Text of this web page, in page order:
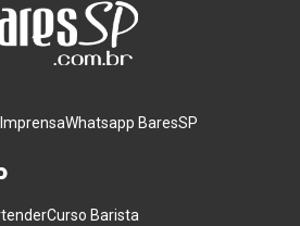
ImprensaWhatsapp BaresSP
Curso Barista